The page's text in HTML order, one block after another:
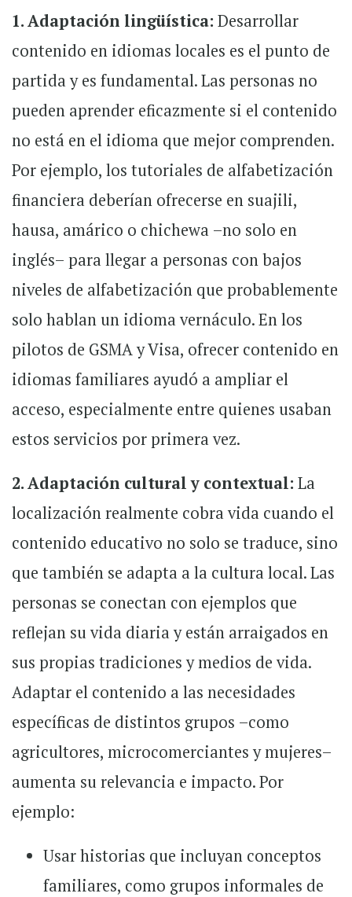
1. Adaptación lingüística: Desarrollar
contenido en idiomas locales es el punto de
partida y es fundamental. Las personas no
pueden aprender eficazmente si el contenido
no está en el idioma que mejor comprenden.
Por ejemplo, los tutoriales de alfabetización
financiera deberían ofrecerse en suajili,
hausa, amárico o chichewa –no solo en
inglés– para llegar a personas con bajos
niveles de alfabetización que probablemente
solo hablan un idioma vernáculo. En los
pilotos de GSMA y Visa, ofrecer contenido en
idiomas familiares ayudó a ampliar el
acceso, especialmente entre quienes usaban
estos servicios por primera vez.
2. Adaptación cultural y contextual: La
localización realmente cobra vida cuando el
contenido educativo no solo se traduce, sino
que también se adapta a la cultura local. Las
personas se conectan con ejemplos que
reflejan su vida diaria y están arraigados en
sus propias tradiciones y medios de vida.
Adaptar el contenido a las necesidades
específicas de distintos grupos –como
agricultores, microcomerciantes y mujeres–
aumenta su relevancia e impacto. Por
ejemplo:
Usar historias que incluyan conceptos
familiares, como grupos informales de